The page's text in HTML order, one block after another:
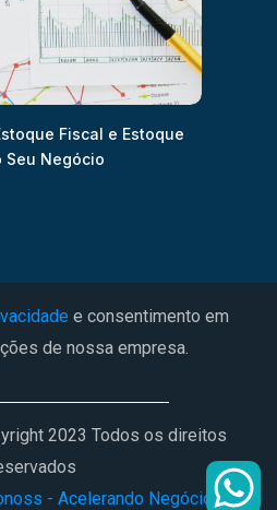
Fiscal e Estoque
Seu Negócio
e consentimento em
de nossa empresa.
2023 Todos os direitos
- Acelerando Negócios